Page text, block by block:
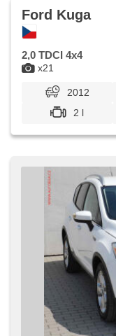
x21
Ford Kuga
2,0 TDCI 4x4
2012
2 l